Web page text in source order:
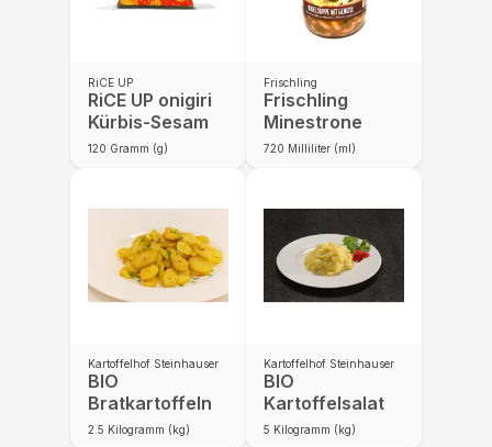
RiCE UP
RiCE UP onigiri
Kürbis-Sesam
120 Gramm (g)
Frischling
Frischling
Minestrone
720 Milliliter (ml)
Kartoffelhof Steinhauser
BIO
Bratkartoffeln
2.5 Kilogramm (kg)
Kartoffelhof Steinhauser
BIO
Kartoffelsalat
5 Kilogramm (kg)